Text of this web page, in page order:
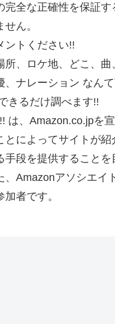
完全な正確性を保証す
ん。
ントください!!
所、ロケ地、どこ、曲
、ナレーション なん
きるだけ調べます!!
は、Amazon.co.jpを
とによってサイトが紹
手段を提供することを
、Amazonアソシエイ
者です。